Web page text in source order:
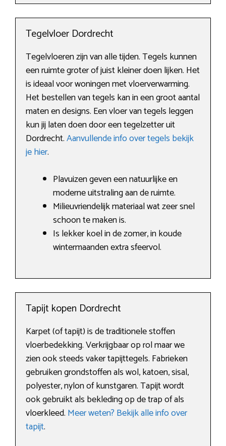
Tegelvloer Dordrecht
Tegelvloeren zijn van alle tijden. Tegels kunnen
een ruimte groter of juist kleiner doen lijken. Het
is ideaal voor woningen met vloerverwarming.
Het bestellen van tegels kan in een groot aantal
maten en designs. Een vloer van tegels leggen
kun jij laten doen door een tegelzetter uit
Dordrecht.Aanvullende info over tegels bekijk
je hier.
Plavuizen geven een natuurlijke en
moderne uitstraling aan de ruimte.
Milieuvriendelijk materiaal wat zeer snel
schoon te maken is.
Is lekker koel in de zomer, in koude
wintermaanden extra sfeervol.
Tapijt kopen Dordrecht
Karpet (of tapijt) is de traditionele stoffen
vloerbedekking. Verkrijgbaar op rol maar we
zien ook steeds vaker tapijttegels. Fabrieken
gebruiken grondstoffen als wol, katoen, sisal,
polyester, nylon of kunstgaren. Tapijt wordt
ook gebruikt als bekleding op de trap of als
vloerkleed. Meer weten? Bekijk alle info over
tapijt.